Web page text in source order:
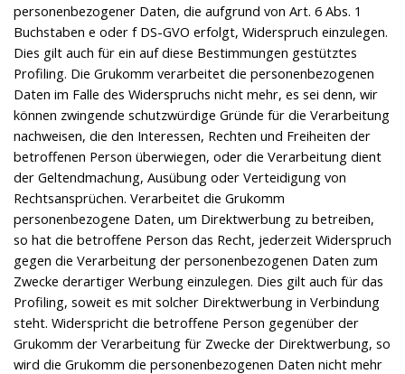
personenbezogener Daten, die aufgrund von Art. 6 Abs. 1
Buchstaben e oder f DS-GVO erfolgt, Widerspruch einzulegen.
Dies gilt auch für ein auf diese Bestimmungen gestütztes
Profiling. Die Grukomm verarbeitet die personenbezogenen
Daten im Falle des Widerspruchs nicht mehr, es sei denn, wir
können zwingende schutzwürdige Gründe für die Verarbeitung
nachweisen, die den Interessen, Rechten und Freiheiten der
betroffenen Person überwiegen, oder die Verarbeitung dient
der Geltendmachung, Ausübung oder Verteidigung von
Rechtsansprüchen. Verarbeitet die Grukomm
personenbezogene Daten, um Direktwerbung zu betreiben,
so hat die betroffene Person das Recht, jederzeit Widerspruch
gegen die Verarbeitung der personenbezogenen Daten zum
Zwecke derartiger Werbung einzulegen. Dies gilt auch für das
Profiling, soweit es mit solcher Direktwerbung in Verbindung
steht. Widerspricht die betroffene Person gegenüber der
Grukomm der Verarbeitung für Zwecke der Direktwerbung, so
wird die Grukomm die personenbezogenen Daten nicht mehr